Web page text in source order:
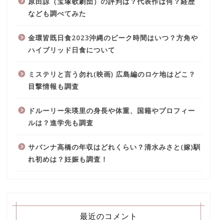
なども調べてみた
金環皆既日食2023沖縄のピーク時間はいつ？方角や
ハイブリッド日食について
ミステリと言う勿れ(映画) 広島編のロケ地はどこ？
目撃情報も調査
ドルーリー朱瑛里の身長や体重、国籍やプロフィー
ルは？進学先も調査
サバンナ高橋の年収はどれくらい？清水みさと(嫁)馴
れ初めは？妊娠も調査！
最近のコメント